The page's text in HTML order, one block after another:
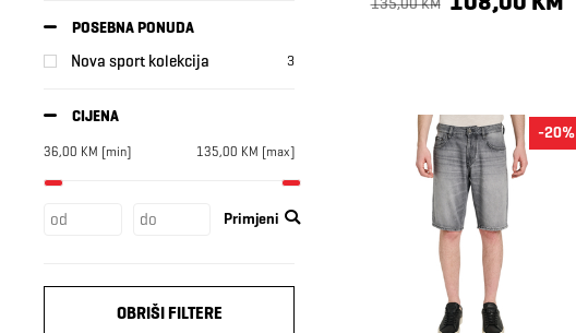
38
POSEBNA PONUDA
Nova sport kolekcija 3
CIJENA
36,00 KM [min] 135,00 KM [max]
Primjeni
OBRIŠI FILTERE
-20%